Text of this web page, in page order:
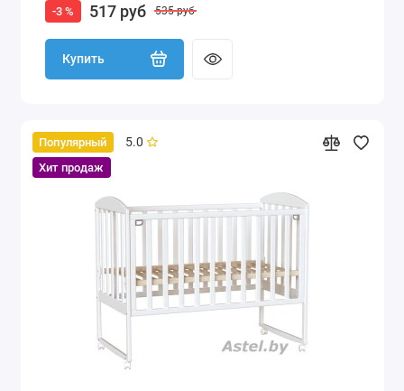
-3 % 517 руб 535 руб
Купить
Популярный
Хит продаж
5.0